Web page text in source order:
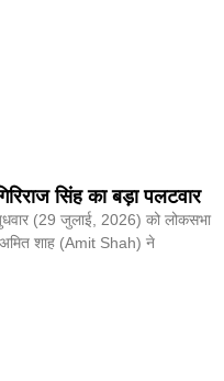
सिंह का बड़ा पलटवार
(29 जुलाई, 2026) को लोकसभा
अमित शाह (Amit Shah) ने